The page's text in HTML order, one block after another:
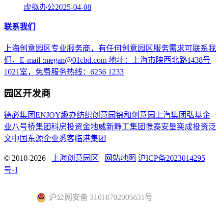
虚拟办公2025-04-08
联系我们
上海创意园区专业服务商，有任何创意园区服务需求可联系我
们，E-mail :megan@01cbd.com 地址：上海市陕西北路1438号
1021室，免费服务热线：6256 1233
园区开发商
德必集团ENJOY趣办纺织创意园锦和创意园 上汽集团 弘基企
业八号桥集团科房投资金地威新静工集团憬泰安垦奕成投资泛
文中国 东源企业悉客 临港集团
© 2010-2026 上海创意园区 网站地图 沪ICP备2023014295
号-1
沪公网安备 31010702005631号